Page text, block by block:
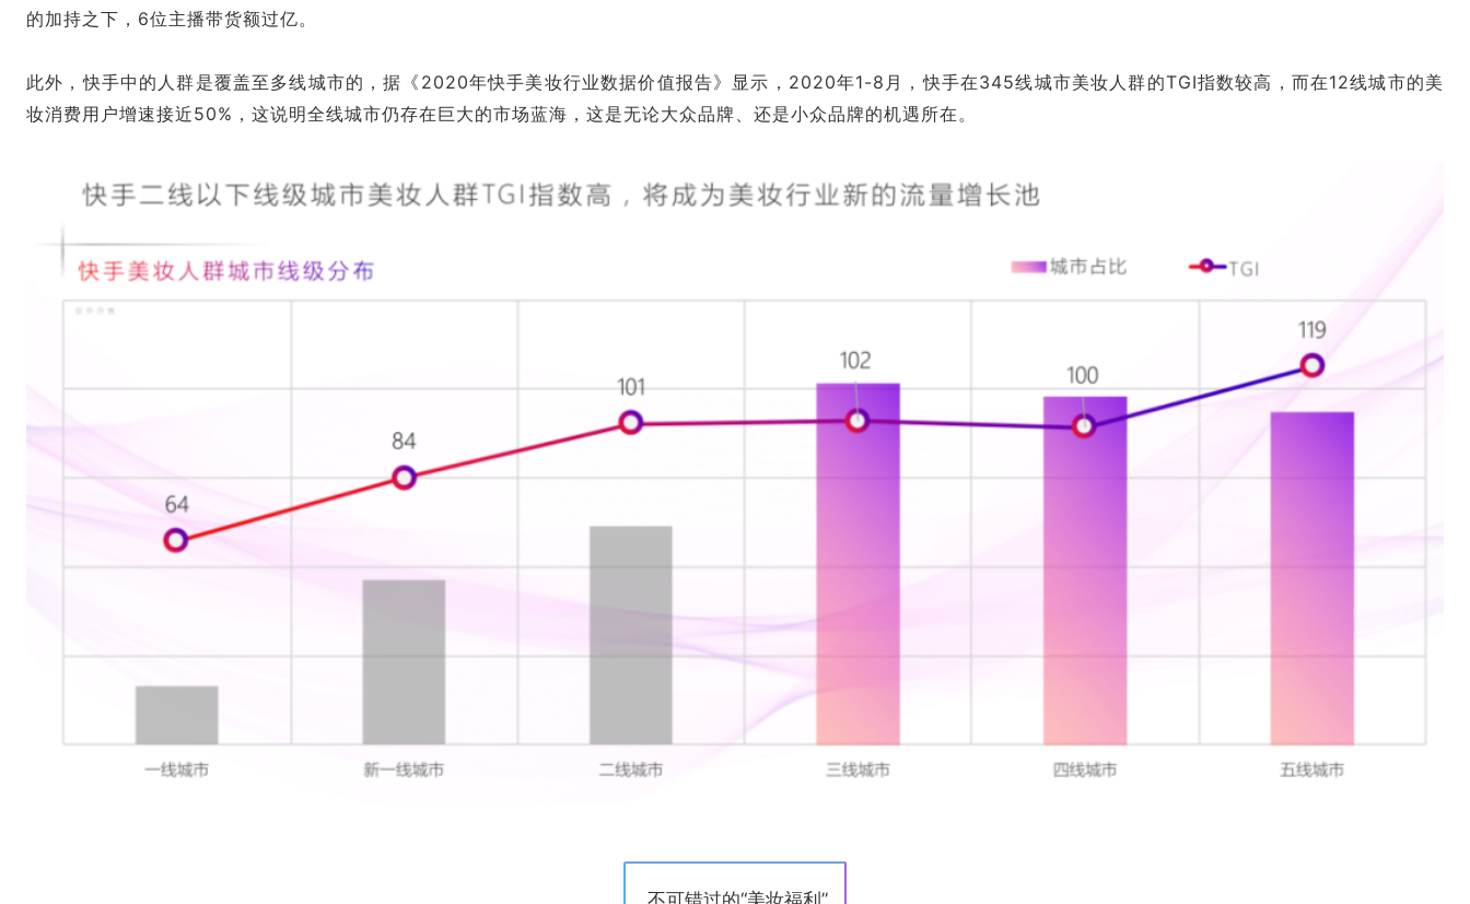
的加持之下，6位主播带货额过亿。
此外，快手中的人群是覆盖至多线城市的，据《2020年快手美妆行业数据价值报告》显示，2020年1-8月，快手在345线城市美妆人群的TGI指数较高，而在12线城市的美
妆消费用户增速接近50%，这说明全线城市仍存在巨大的市场蓝海，这是无论大众品牌、还是小众品牌的机遇所在。